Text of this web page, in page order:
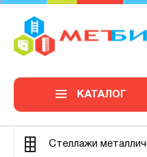
0
КАТАЛОГ
Стеллажи